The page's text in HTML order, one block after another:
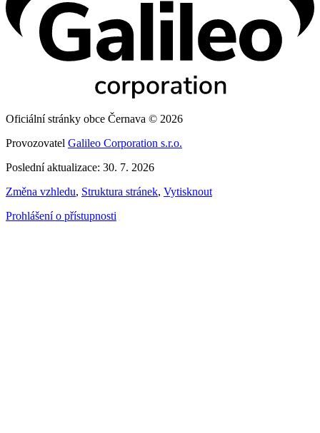
Oficiální stránky obce Černava © 2026
Provozovatel Galileo Corporation s.r.o.
Poslední aktualizace: 30. 7. 2026
Změna vzhledu, Struktura stránek, Vytisknout
Prohlášení o přístupnosti